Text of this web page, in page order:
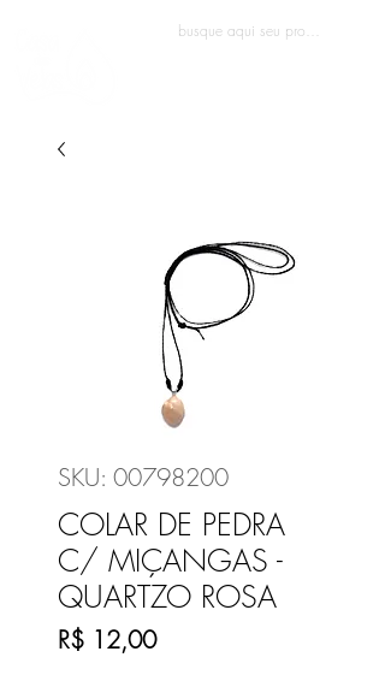
SKU: 00798200
COLAR DE PEDRA
C/ MIÇANGAS -
QUARTZO ROSA
R$ 12,00Preço